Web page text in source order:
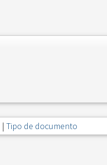
| Tipo de documento